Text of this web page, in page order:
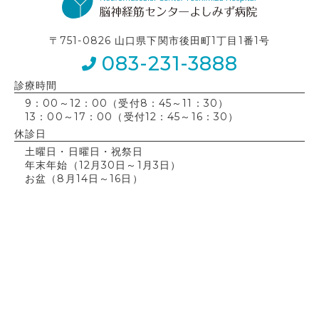
〒751-0826 山口県下関市後田町1丁目1番1号
083-231-3888
診療時間
9：00～12：00（受付8：45～11：30）
13：00～17：00（受付12：45～16：30）
休診日
土曜日・日曜日・祝祭日
年末年始（12月30日～1月3日）
お盆（8月14日～16日）